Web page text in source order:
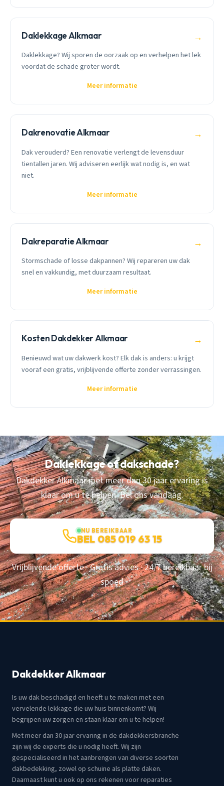
Daklekkage Alkmaar →
Daklekkage? Wij sporen de oorzaak op en verhelpen het lek
voordat de schade groter wordt.
Meer informatie
Dakrenovatie Alkmaar →
Dak verouderd? Een renovatie verlengt de levensduur
tientallen jaren. Wij adviseren eerlijk wat nodig is, en wat
niet.
Meer informatie
Dakreparatie Alkmaar →
Stormschade of losse dakpannen? Wij repareren uw dak
snel en vakkundig, met duurzaam resultaat.
Meer informatie
Kosten Dakdekker Alkmaar →
Benieuwd wat uw dakwerk kost? Elk dak is anders: u krijgt
vooraf een gratis, vrijblijvende offerte zonder verrassingen.
Meer informatie
Daklekkage of dakschade?
Dakdekker Alkmaar met meer dan 30 jaar ervaring is
klaar om u te helpen. Bel ons vandaag.
NU BEREIKBAAR
BEL 085 019 63 15
Vrijblijvende offerte · Gratis advies · 24/7 bereikbaar bij
spoed
Dakdekker Alkmaar
Is uw dak beschadigd en heeft u te maken met een
vervelende lekkage die uw huis binnenkomt? Wij
begrijpen uw zorgen en staan klaar om u te helpen!
Met meer dan 30 jaar ervaring in de dakdekkersbranche
zijn wij de experts die u nodig heeft. Wij zijn
gespecialiseerd in het aanbrengen van diverse soorten
dakbedekking, zowel op schuine als platte daken.
Daarnaast kunt u ook op ons rekenen voor reparaties